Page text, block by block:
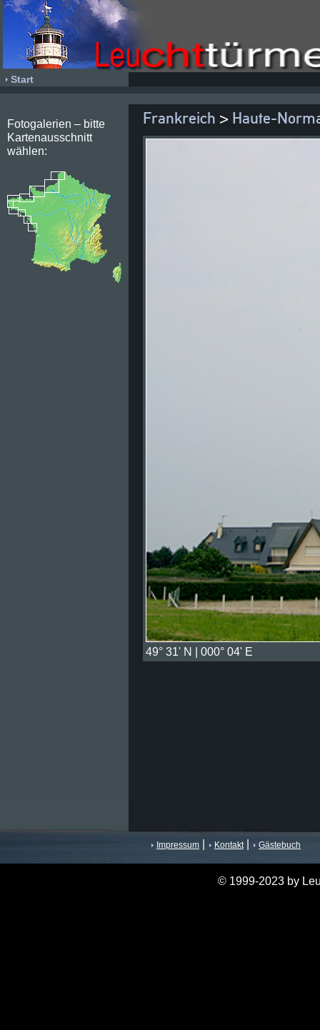
Start
Fotogalerien – bitte
Kartenausschnitt
wählen:
Frankreich > Haute-
49° 31' N | 000° 04' E
Impressum Kontakt| Gästebuch
© 1999-2023 by